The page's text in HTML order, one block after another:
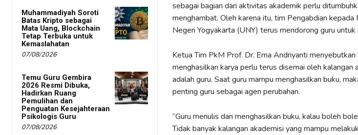
Muhammadiyah Soroti
Batas Kripto sebagai
Mata Uang, Blockchain
Tetap Terbuka untuk
Kemaslahatan
07/08/2026
Temu Guru Gembira
2026 Resmi Dibuka,
Hadirkan Ruang
Pemulihan dan
Penguatan Kesejahteraan
Psikologis Guru
07/08/2026
sebagai bagian dari aktivitas akademik perlu
menghambat. Oleh karena itu, tim Pengabdian
Negeri Yogyakarta (UNY) terus mendorong guru untuk
Ketua Tim PkM Prof. Dr. Erna Andriyanti
menghasilkan karya perlu terus disemai oleh kalangan
adalah guru. Saat guru mampu menghasilkan buku,
penting guru sebagai agen perubahan.
“Guru menulis dan menghasilkan buku, kalau boleh
Tidak banyak kalangan akademisi yang mampu